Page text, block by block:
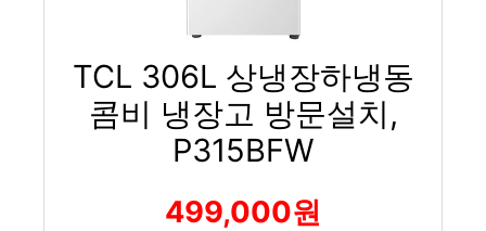
TCL 306L 상냉장하냉동
콤비 냉장고 방문설치,
P315BFW
499,000원